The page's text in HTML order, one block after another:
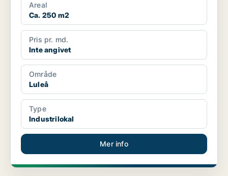
Areal
Ca. 250 m2
Pris pr. md.
Inte angivet
Område
Luleå
Type
Industrilokal
Mer info